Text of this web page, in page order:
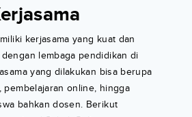
kerjasama yang kuat dan
lembaga pendidikan di
yang dilakukan bisa berupa
pembelajaran online, hingga
bahkan dosen. Berikut